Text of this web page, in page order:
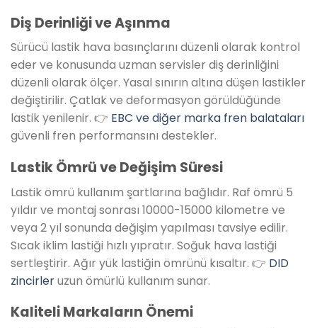
Diş Derinliği ve Aşınma
Sürücü lastik hava basınçlarını düzenli olarak kontrol
eder ve konusunda uzman servisler diş derinliğini
düzenli olarak ölçer. Yasal sınırın altına düşen lastikler
değiştirilir. Çatlak ve deformasyon görüldüğünde
lastik yenilenir. 👉 EBC ve diğer marka fren balataları
güvenli fren performansını destekler.
Lastik Ömrü ve Değişim Süresi
Lastik ömrü kullanım şartlarına bağlıdır. Raf ömrü 5
yıldır ve montaj sonrası 10000-15000 kilometre ve
veya 2 yıl sonunda değişim yapılması tavsiye edilir.
Sıcak iklim lastiği hızlı yıpratır. Soğuk hava lastiği
sertleştirir. Ağır yük lastiğin ömrünü kısaltır. 👉 DID
zincirleruzun ömürlü kullanım sunar.
Kaliteli Markaların Önemi